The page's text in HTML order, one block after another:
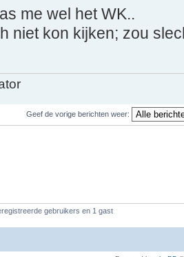
me wel het WK..
niet kon kijken; zou
Geef de vorige berichten weer:
gebruikers en 1 gast